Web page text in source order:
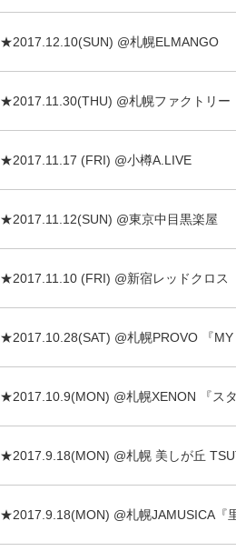
★2017.12.10(SUN) @札幌ELMANGO
★2017.11.30(THU) @札幌ファクトリー
★2017.11.17 (FRI) @小樽A.LIVE
★2017.11.12(SUN) @東京中目黒楽屋
★2017.11.10 (FRI) @新宿レッドクロス
★2017.10.28(SAT) @札幌PROVO 『MY
★2017.10.9(MON) @札幌XENON 『スタ
★2017.9.18(MON) @札幌 美しが丘
★2017.9.18(MON) @札幌JAMUSICA『